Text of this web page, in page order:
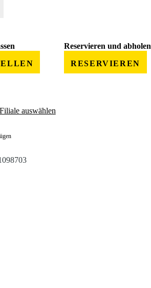
Reservieren und abholen
RESERVIEREN
Filiale auswählen